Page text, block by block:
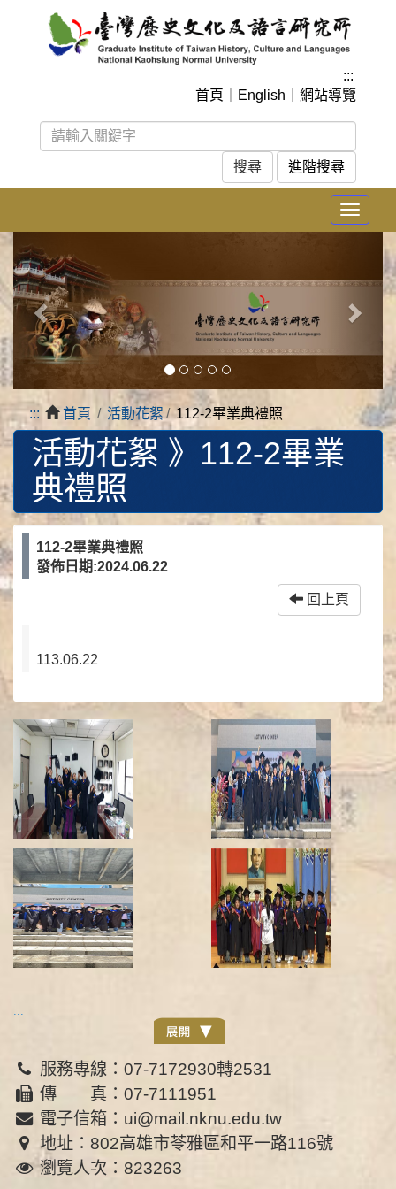
:::
首頁
English 網站導覽
進階搜尋
Toggle
上
一
張
一
張
::: 首頁 活動花絮 112-2畢業典禮照
活動花絮 》 112-2畢業
典禮照
112-2畢業典禮照
發佈日期:2024.06.22
回上頁
113.06.22
:::
服務專線：07-7172930轉2531
傳 真：07-7111951
電子信箱：ui@mail.nknu.edu.tw
地址：802高雄市苓雅區和平一路116號
瀏覽人次：823263